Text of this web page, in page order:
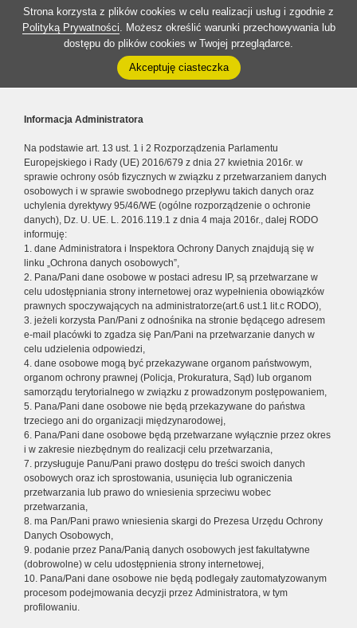
Strona korzysta z plików cookies w celu realizacji usług i zgodnie z
Polityką Prywatności. Możesz określić warunki przechowywania lub
dostępu do plików cookies w Twojej przeglądarce.
Akceptuję ciasteczka
Informacja Administratora
Na podstawie art. 13 ust. 1 i 2 Rozporządzenia Parlamentu
Europejskiego i Rady (UE) 2016/679 z dnia 27 kwietnia 2016r. w
sprawie ochrony osób fizycznych w związku z przetwarzaniem danych
osobowych i w sprawie swobodnego przepływu takich danych oraz
uchylenia dyrektywy 95/46/WE (ogólne rozporządzenie o ochronie
danych), Dz. U. UE. L. 2016.119.1 z dnia 4 maja 2016r., dalej RODO
informuję:
1. dane Administratora i Inspektora Ochrony Danych znajdują się w
linku „Ochrona danych osobowych”,
2. Pana/Pani dane osobowe w postaci adresu IP, są przetwarzane w
celu udostępniania strony internetowej oraz wypełnienia obowiązków
prawnych spoczywających na administratorze(art.6 ust.1 lit.c RODO),
3. jeżeli korzysta Pan/Pani z odnośnika na stronie będącego adresem
e-mail placówki to zgadza się Pan/Pani na przetwarzanie danych w
celu udzielenia odpowiedzi,
4. dane osobowe mogą być przekazywane organom państwowym,
organom ochrony prawnej (Policja, Prokuratura, Sąd) lub organom
samorządu terytorialnego w związku z prowadzonym postępowaniem,
5. Pana/Pani dane osobowe nie będą przekazywane do państwa
trzeciego ani do organizacji międzynarodowej,
6. Pana/Pani dane osobowe będą przetwarzane wyłącznie przez okres
i w zakresie niezbędnym do realizacji celu przetwarzania,
7. przysługuje Panu/Pani prawo dostępu do treści swoich danych
osobowych oraz ich sprostowania, usunięcia lub ograniczenia
przetwarzania lub prawo do wniesienia sprzeciwu wobec
przetwarzania,
8. ma Pan/Pani prawo wniesienia skargi do Prezesa Urzędu Ochrony
Danych Osobowych,
9. podanie przez Pana/Panią danych osobowych jest fakultatywne
(dobrowolne) w celu udostępnienia strony internetowej,
10. Pana/Pani dane osobowe nie będą podlegały zautomatyzowanym
procesom podejmowania decyzji przez Administratora, w tym
profilowaniu.